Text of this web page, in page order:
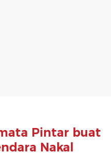
Pintar buat
Nakal